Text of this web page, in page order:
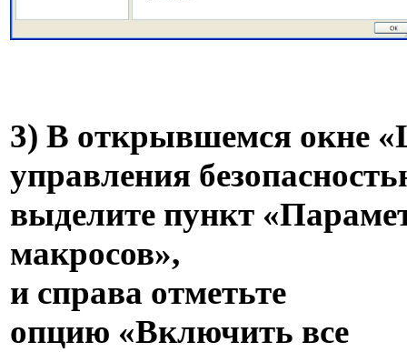
3) В открывшемся окне
управления
выделите пункт
макросов»,
и справа отметьте
опцию «Включить все